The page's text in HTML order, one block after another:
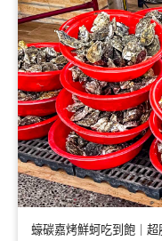
蠔碳嘉烤鮮蚵吃到飽｜